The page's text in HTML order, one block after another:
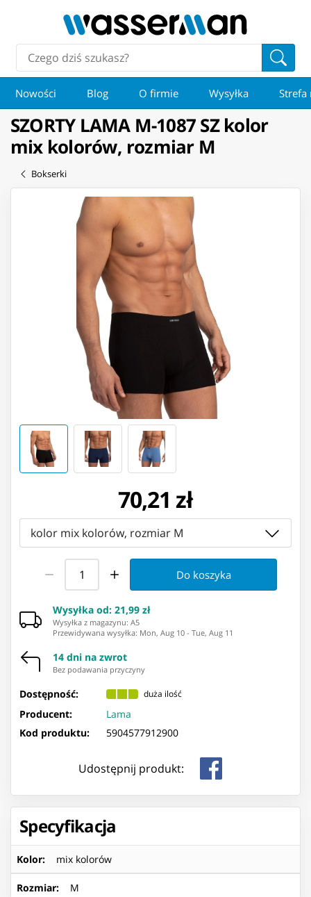
Nowości Blog O firmie Wysyłka Strefa
SZORTY LAMA M-1087 SZ kolor
mix kolorów, rozmiar M
Bokserki
70,21 zł
kolor mix kolorów, rozmiar M
Do koszyka
Wysyłka od: 21,99 zł
Wysyłka z magazynu: ⁨A5⁩
Przewidywana wysyłka: Mon, Aug 10 - Tue, Aug 11
14 dni na zwrot
Bez podawania przyczyny
Dostępność: duża ilość
Producent:
Lama
Kod produktu:
5904577912900
Udostępnij produkt:
Specyfikacja
Kolor: mix kolorów
Rozmiar: M